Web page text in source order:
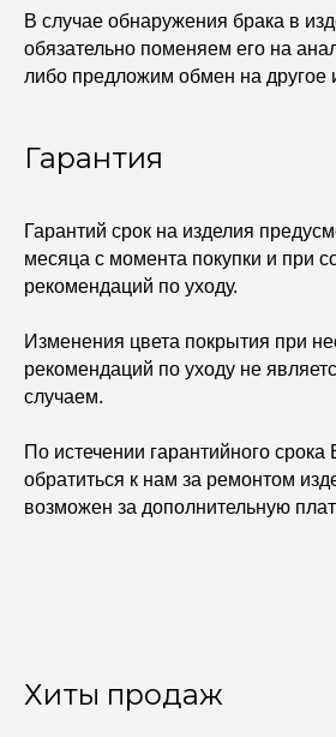
В случае обнаружения брака в
обязательно поменяем его на
либо предложим обмен на другое
Гарантия
Гарантий срок на изделия
месяца с момента покупки и при
рекомендаций по уходу.
Изменения цвета покрытия при
рекомендаций по уходу не
случаем.
По истечении гарантийного
обратиться к нам за ремонтом
возможен за дополнительную
Хиты продаж
Сеты
© 2021-2025 Edalinjewelry. Все права защищены.
Упаковка
Сертификаты
Не бриллианты, потому
что по любви